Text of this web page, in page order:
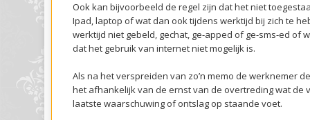
Ook kan bijvoorbeeld de regel zijn dat het niet
Ipad, laptop of wat dan ook tijdens werktijd bij zich te
werktijd niet gebeld, gechat, ge-apped of ge-sms-ed of
dat het gebruik van internet niet mogelijk is.
Als na het verspreiden van zo’n memo de werknemer
het afhankelijk van de ernst van de overtreding wat de
laatste waarschuwing of ontslag op staande voet.